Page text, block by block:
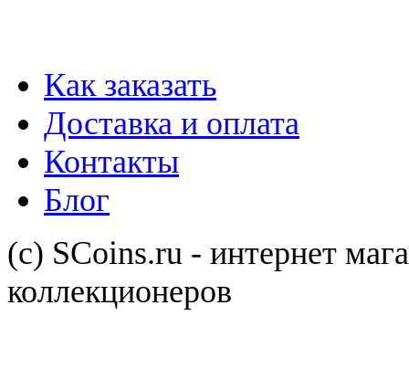
Как заказать
Доставка и оплата
Контакты
Блог
(с) SCoins.ru - интернет
коллекционеров